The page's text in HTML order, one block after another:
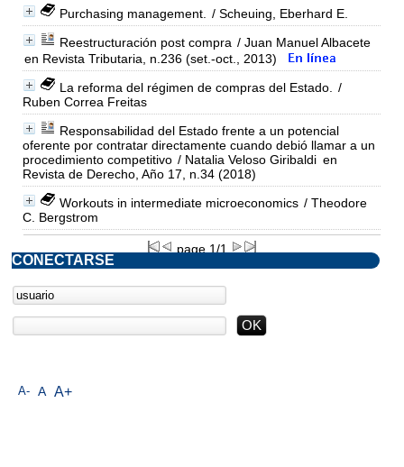
Purchasing management.
/ Scheuing, Eberhard E.
Reestructuración post compra / Juan Manuel Albacete
en Revista Tributaria, n.236 (set.-oct., 2013)
La reforma del régimen de compras del Estado.
/
Ruben Correa Freitas
Responsabilidad del Estado frente a un potencial
oferente por contratar directamente cuando debió llamar a un
procedimiento competitivo / Natalia Veloso Giribaldi en
Revista de Derecho, Año 17, n.34 (2018)
Workouts in intermediate microeconomics / Theodore
C. Bergstrom
page 1/1
A- A A+
CONECTARSE